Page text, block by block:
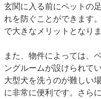
玄関に入る前にペットの
れを防ぐことができます
で大きなメリットとなりま
また、物件によっては、
ングルームが設けられて
大型犬を洗うのが難しい
に非常に便利です。さら